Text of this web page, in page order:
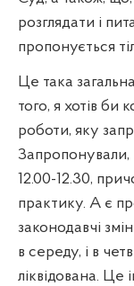
розглядати і
пропонується
Це така
того, я хотів би
роботи, яку
12.00-12.30,
практику. А є
законодавчі
в середу, і в
ліквідована. Це